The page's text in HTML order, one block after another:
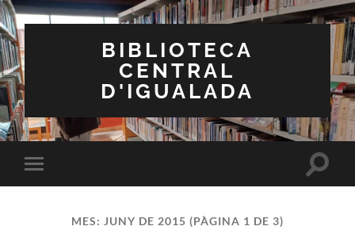
BIBLIOTECA
CENTRAL
D'IGUALADA
Toggle
mobile
Toggle
MES: JUNY DE 2015 (PÀGINA 1 DE 3)